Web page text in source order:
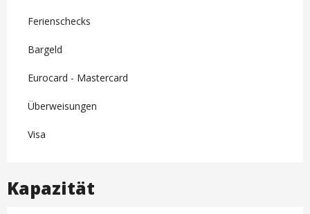
Ferienschecks
Bargeld
Eurocard - Mastercard
Überweisungen
Visa
Kapazität